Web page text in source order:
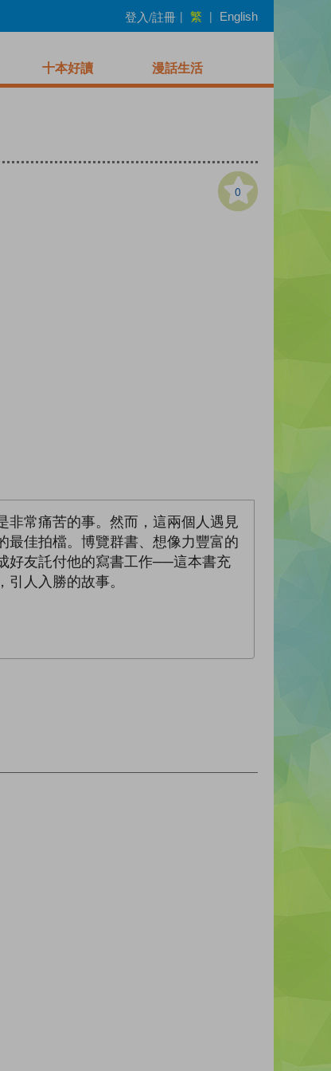
登入/註冊 | 繁 | English
十本好讀 漫話生活
0
非常痛苦的事。然而，這兩個人遇見
最佳拍檔。博覽群書、想像力豐富的
好友託付他的寫書工作──這本書充
人入勝的故事。